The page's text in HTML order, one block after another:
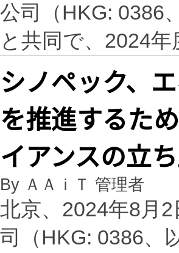
公司（HKG: 0386
と共同で、2024
シノペック、
を推進するた
イアンスの立
By ＡＡｉＴ 管理者
北京、2024年8月
司（HKG: 0386、